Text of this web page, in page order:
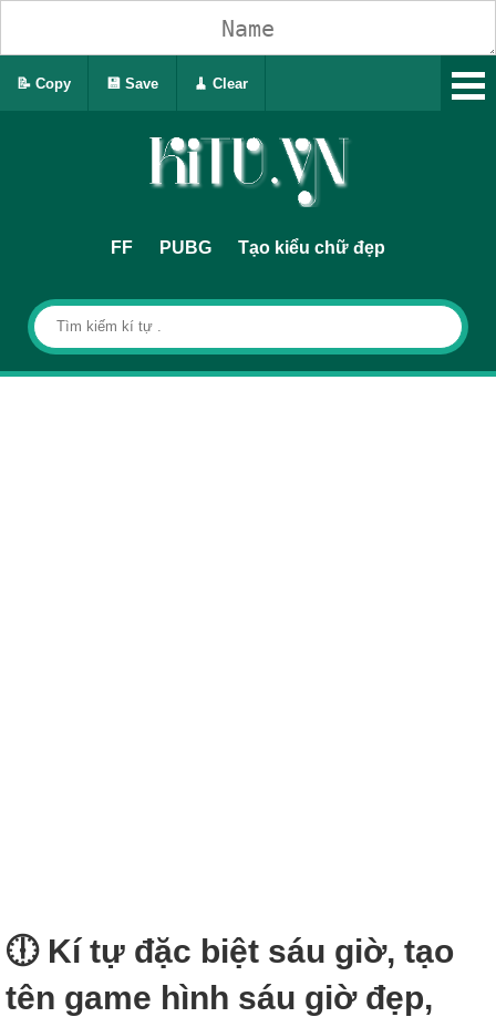
FF PUBG Tạo kiểu chữ đẹp
🕕 Kí tự đặc biệt sáu giờ, tạo
tên game hình sáu giờ đẹp,
📝 Copy 💾 Save 🧹 Clear